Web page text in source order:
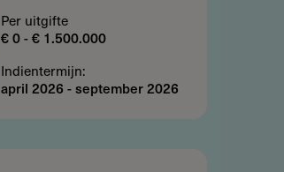
Per uitgifte
€ 0 - € 1.500.000
Indientermijn:
april 2026 -september 2026